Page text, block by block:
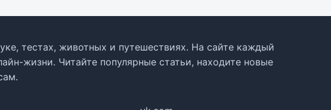
тестах, животных и путешествиях. На сайте каждый
жизни. Читайте популярные статьи, находите новые